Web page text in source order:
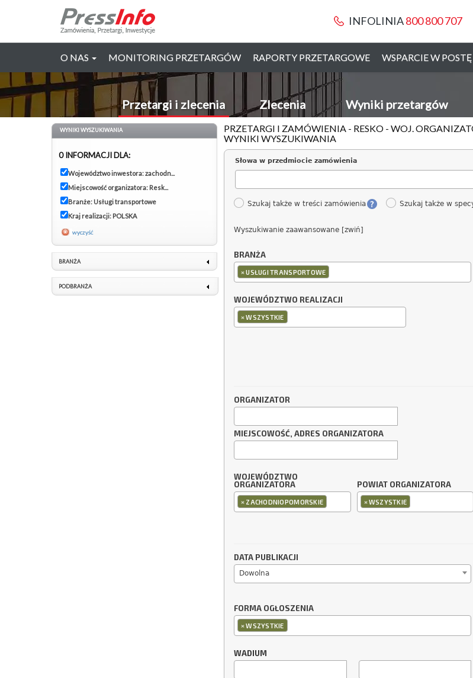
INFOLINIA800 800 707
O NAS MONITORING PRZETARGÓW RAPORTY PRZETARGOWE WSPARCIE W
Przetargi i zlecenia Zlecenia Wyniki przetargów
PRZETARGI I ZAMÓWIENIA - RESKO - WOJ.
WYNIKI WYSZUKIWANIA
Słowa w przedmiocie zamówienia
Szukaj także w treści zamówienia Szukaj także w
Wyszukiwanie zaawansowane [zwiń]
BRANŻA
×USŁUGI TRANSPORTOWE
WOJEWÓDZTWO REALIZACJI
×WSZYSTKIE
ORGANIZATOR
MIEJSCOWOŚĆ, ADRES ORGANIZATORA
WOJEWÓDZTWO
ORGANIZATORA
× ZACHODNIOPOMORSKIE
POWIAT ORGANIZATORA
×WSZYSTKIE
DATA PUBLIKACJI
Dowolna
FORMA OGŁOSZENIA
×WSZYSTKIE
WADIUM
WYNIKI WYSZUKIWANIA
0 INFORMACJI DLA:
Województwo inwestora: zachodn...
Miejscowość organizatora: Resk...
Branże: Usługi transportowe
Kraj realizacji: POLSKA
wyczyść
BRANŻA
PODBRANŻA